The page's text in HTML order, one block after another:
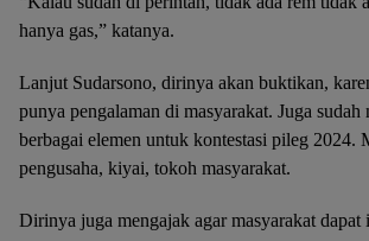
hanya gas,” katanya.
Lanjut Sudarsono, dirinya akan buktikan,
punya pengalaman di masyarakat. Juga sudah
berbagai elemen untuk kontestasi pileg 2024.
pengusaha, kiyai, tokoh masyarakat.
Dirinya juga mengajak agar masyarakat dapat